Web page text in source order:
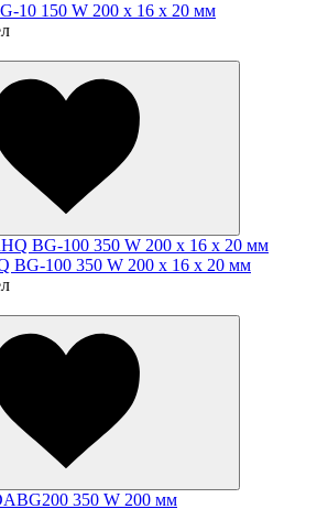
10 150 W 200 x 16 x 20 мм
BG-100 350 W 200 x 16 x 20 мм